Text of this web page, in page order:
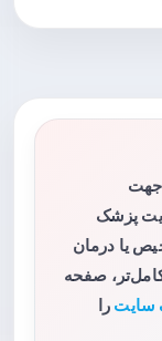
جهت
پزشک
یا درمان
صفحه
سایت را